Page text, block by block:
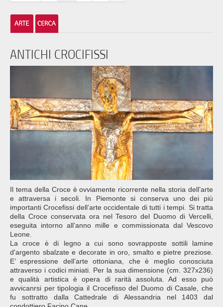
ANTICHI CROCIFISSI
Il tema della Croce è ovviamente ricorrente nella storia dell’arte
e attraversa i secoli. In Piemonte si conserva uno dei più
importanti Crocefissi dell’arte occidentale di tutti i tempi. Si tratta
della Croce conservata ora nel Tesoro del Duomo di Vercelli,
eseguita intorno all’anno mille e commissionata dal Vescovo
Leone.
La croce è di legno a cui sono sovrapposte sottili lamine
d'argento sbalzate e decorate in oro, smalto e pietre preziose.
E’ espressione dell’arte ottoniana, che è meglio conosciuta
attraverso i codici miniati. Per la sua dimensione (cm. 327x236)
e qualità artistica è opera di rarità assoluta. Ad esso può
avvicanrsi per tipologia il Crocefisso del Duomo di Casale, che
fu sottratto dalla Cattedrale di Alessandria nel 1403 dal